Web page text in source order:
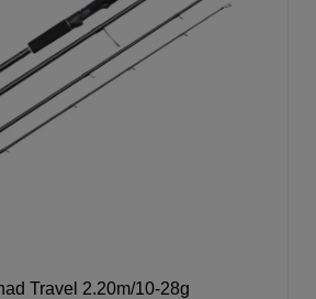
Travel 2.20m/10-28g